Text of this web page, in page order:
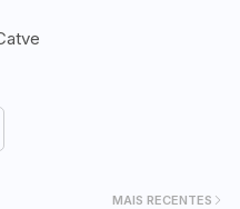
MAIS RECENTES